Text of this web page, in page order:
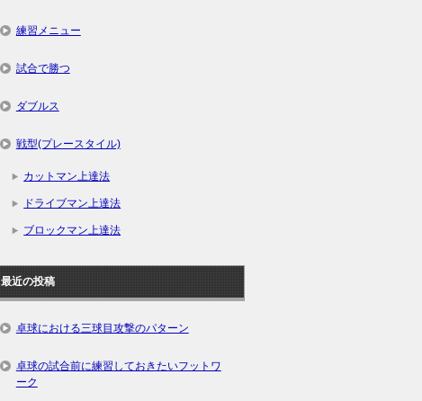
練習メニュー
試合で勝つ
ダブルス
戦型(プレースタイル)
カットマン上達法
ドライブマン上達法
ブロックマン上達法
最近の投稿
卓球における三球目攻撃のパターン
卓球の試合前に練習しておきたいフットワ
ーク